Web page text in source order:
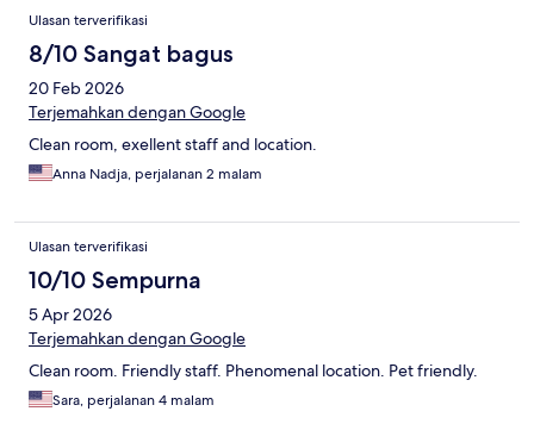
Ulasan terverifikasi
8/10 Sangat bagus
20 Feb 2026
Terjemahkan dengan Google
Clean room, exellent staff and location.
Anna Nadja, perjalanan 2 malam
Ulasan terverifikasi
10/10 Sempurna
5 Apr 2026
Terjemahkan dengan Google
Clean room. Friendly staff. Phenomenal location. Pet friendly.
Sara, perjalanan 4 malam